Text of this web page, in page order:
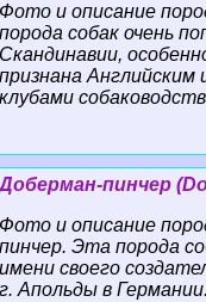
Фото и описание
порода собак очень
Скандинавии,
признана Английским
клубами
Доберман-пинчер
Фото и описание
пинчер. Эта порода
имени своего
г. Апольды в